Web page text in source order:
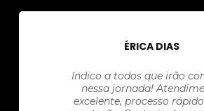
ÉRICA DIAS
Indico a todos que irão
nessa jornada!
excelente, processo